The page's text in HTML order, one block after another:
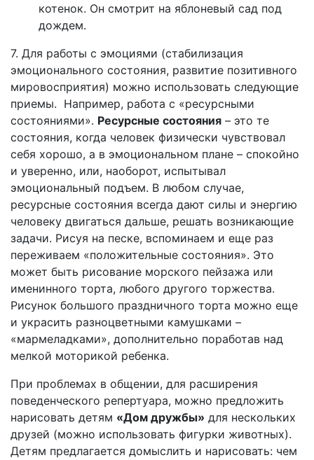
котенок. Он смотрит на яблоневый сад под
дождем.
7. Для работы с эмоциями (стабилизация
эмоционального состояния, развитие позитивного
мировосприятия) можно использовать следующие
приемы. Например, работа с «ресурсными
состояниями». Ресурсные состояния – это те
состояния, когда человек физически чувствовал
себя хорошо, а в эмоциональном плане – спокойно
и уверенно, или, наоборот, испытывал
эмоциональный подъем. В любом случае,
ресурсные состояния всегда дают силы и энергию
человеку двигаться дальше, решать возникающие
задачи. Рисуя на песке, вспоминаем и еще раз
переживаем «положительные состояния». Это
может быть рисование морского пейзажа или
именинного торта, любого другого торжества.
Рисунок большого праздничного торта можно еще
и украсить разноцветными камушками –
«мармеладками», дополнительно поработав над
мелкой моторикой ребенка.
При проблемах в общении, для расширения
поведенческого репертуара, можно предложить
нарисовать детям «Дом дружбы» для нескольких
друзей (можно использовать фигурки животных).
Детям предлагается домыслить и нарисовать: чем